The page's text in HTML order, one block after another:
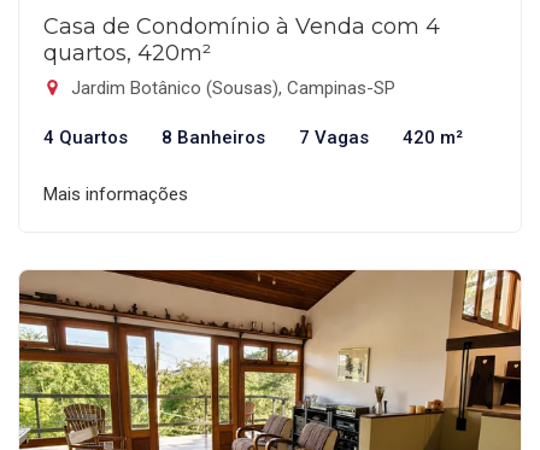
Casa de Condomínio à Venda com 4
quartos, 420m²
Jardim Botânico (Sousas), Campinas-SP
4 Quartos 8 Banheiros 7 Vagas 420 m²
Mais informações